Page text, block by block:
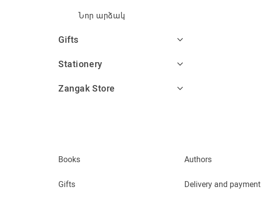
Նոր արձակ
Gifts
Stationery
Zangak Store
Books
Gifts
Authors
Delivery and payment